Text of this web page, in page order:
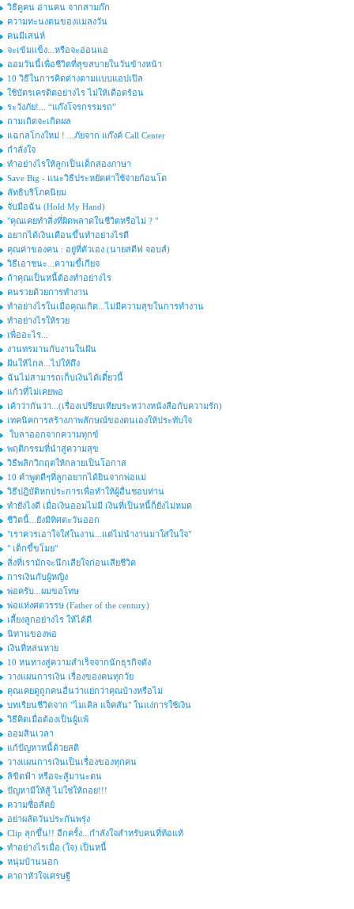
วิธีดูคน อ่านคน จากสามก๊ก
ความทะนงตนของแมลงวัน
คนมีเสน่ห์
จะเข้มแข็ง...หรือจะอ่อนแอ
ออมวันนี้เพื่อชีวิตที่สุขสบายในวันข้างหน้า
10 วิธีในการคิดต่างตามแบบแอปเปิล
ใช้บัตรเครดิตอย่างไร ไม่ให้เดือดร้อน
ระวังภัย!... “แก๊งโจรกรรมรถ”
ถามเถิดจะเกิดผล
แฉกลโกงใหม่ ! ...ภัยจาก แก๊งค์ Call Center
กำลังใจ
ทำอย่างไรให้ลูกเป็นเด็กสองภาษา
Save Big - แนะวิธีประหยัดค่าใช้จ่ายก้อนโต
ลัทธิบริโภคนิยม
จับมือฉัน (Hold My Hand)
"คุณเคยทำสิ่งที่ผิดพลาดในชีวิตหรือไม่ ? "
อยากได้เงินเดือนขึ้นทำอย่างไรดี
คุณค่าของคน : อยู่ที่ตัวเอง (นายสตีฟ จอบส์)
วิธีเอาชนะ...ความขี้เกียจ
ถ้าคุณเป็นหนี้ต้องทำอย่างไร
คนรวยด้วยการทำงาน
ทำอย่างไรในเมื่อคุณเกิด...ไม่มีความสุขในการทำงาน
ทำอย่างไรให้รวย
เพื่ออะไร...
งานทรมานกับงานในฝัน
ฝันให้ไกล...ไปให้ถึง
ฉันไม่สามารถเก็บเงินได้เดี๋ยวนี้
แก้วที่ไม่เคยพอ
เค้าว่ากันว่า...(เรื่องเปรียบเทียบระหว่างหนังสือกับความรัก)
เทคนิคการสร้างภาพลักษณ์ของตนเองให้ประทับใจ
ใบลาออกจากความทุกข์
พฤติกรรมที่นำสู่ความสุข
วิธีพลิกวิกฤตให้กลายเป็นโอกาส
10 คำพูดดีๆที่ลูกอยากได้ยินจากพ่อแม่
วิธีปฎิบัติหกประการเพื่อทำให้ผู้อื่นชอบท่าน
ทำยังไงดี เมื่อเงินออมไม่มี เงินที่เป็นหนี้ก็ยังไม่หมด
ชีวิตนี้...ยังมีทิศตะวันออก
"เราควรเอาใจใส่ในงาน...แต่ไม่นำงานมาใส่ในใจ"
" เด็กขี้ขโมย"
สิ่งที่เรามักจะนึกเสียใจก่อนเสียชีวิต
การเงินกับผู้หญิง
พ่อครับ...ผมขอโทษ
พ่อแห่งศตวรรษ (Father of the century)
เลี้ยงลูกอย่างไร ให้ได้ดี
นิทานของพ่อ
เงินที่หล่นหาย
10 หนทางสู่ความสำเร็จจากนักธุรกิจดัง
วางแผนการเงิน เรื่องของคนทุกวัย
คุณเคยดูถูกคนอื่นว่าแย่กว่าคุณบ้างหรือไม่
บทเรียนชีวิตจาก "ไมเคิล แจ็คสัน" ในแง่การใช้เงิน
วิธีคิดเมื่อต้องเป็นผู้แพ้
ออมสินเวลา
แก้ปัญหาหนี้ด้วยสติ
วางแผนการเงินเป็นเรื่องของทุกคน
ลิขิตฟ้า หรือจะสู้มานะตน
ปัญหามีให้สู้ ไม่ใช่ให้ถอย!!!
ความซื่อสัตย์
อย่าผลัดวันประกันพรุ่ง
Clip ลุกขึ้น!! อีกครั้ง...กำลังใจสำหรับคนที่ท้อแท้
ทำอย่างไรเมื่อ (ใจ) เป็นหนี้
หนุ่มบ้านนอก
คาถาหัวใจเศรษฐี